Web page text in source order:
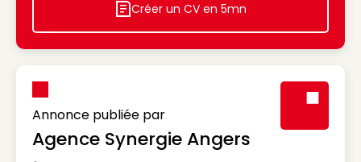
Icon decorative
Créer un CV en 5mn
Annonce publiée par
Agence Synergie Angers